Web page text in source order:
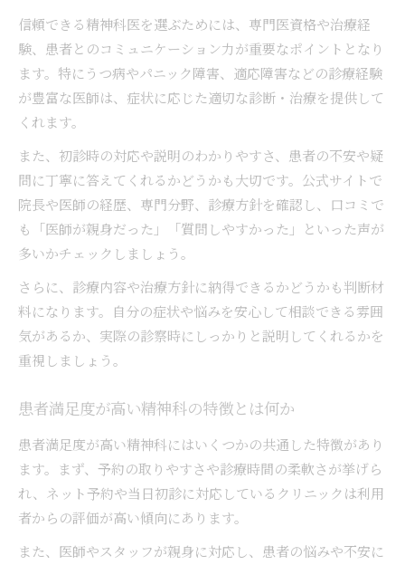
信頼できる精神科医を選ぶためには、専門医資格や治療経
験、患者とのコミュニケーション力が重要なポイントとなり
ます。特にうつ病やパニック障害、適応障害などの診療経験
が豊富な医師は、症状に応じた適切な診断・治療を提供して
くれます。
また、初診時の対応や説明のわかりやすさ、患者の不安や疑
問に丁寧に答えてくれるかどうかも大切です。公式サイトで
院長や医師の経歴、専門分野、診療方針を確認し、口コミで
も「医師が親身だった」「質問しやすかった」といった声が
多いかチェックしましょう。
さらに、診療内容や治療方針に納得できるかどうかも判断材
料になります。自分の症状や悩みを安心して相談できる雰囲
気があるか、実際の診察時にしっかりと説明してくれるかを
重視しましょう。
患者満足度が高い精神科の特徴とは何か
患者満足度が高い精神科にはいくつかの共通した特徴があり
ます。まず、予約の取りやすさや診療時間の柔軟さが挙げら
れ、ネット予約や当日初診に対応しているクリニックは利用
者からの評価が高い傾向にあります。
また、医師やスタッフが親身に対応し、患者の悩みや不安に